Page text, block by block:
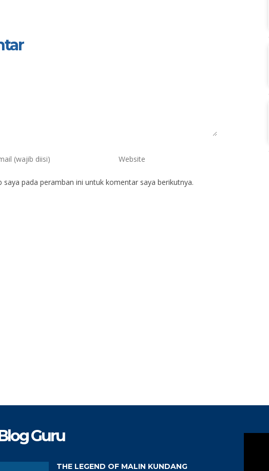
pada peramban ini untuk komentar saya berikutnya.
Guru
THE LEGEND OF MALIN KUNDANG